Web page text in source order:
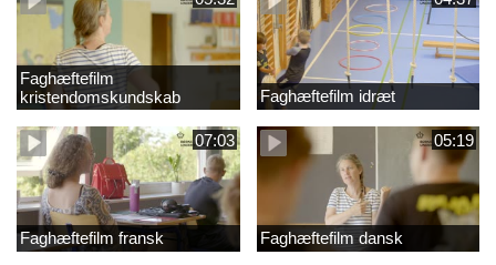
Faghæftefilm
kristendomskundskab
Faghæftefilm idræt
07:03
Faghæftefilm fransk
05:19
Faghæftefilm dansk